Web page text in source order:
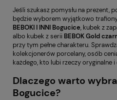
Jeśli szukasz pomysłu na prezent,
będzie wyborem wyjątkowo
BEBOKI I INNI Bogucice, kubek z
albo kubek z serii BEBOK Gold
przy tym pełne charakteru.
kolekcjonerów porcelany, osób
każdego, kto lubi rzeczy oryginalne
Dlaczego warto
Bogucice?